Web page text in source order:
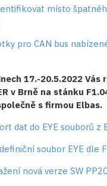
místo
pro CAN bus
17.-20.5.2022 Vás
v Brně na stánku
s firmou Elbas.
dat do EYE souborů z
soubor EYE dle
nová verze SW